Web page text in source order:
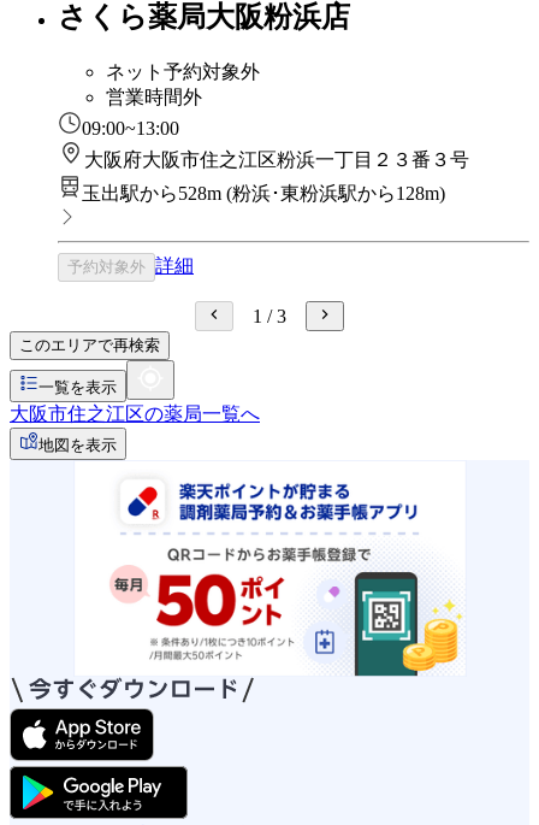
さくら薬局大阪粉浜店
ネット予約対象外
営業時間外
09:00~13:00
大阪府大阪市住之江区粉浜一丁目２３番３号
玉出駅から528m (粉浜･東粉浜駅から128m)
予約対象外 詳細
1 /3
このエリアで再検索
一覧を表示
大阪市住之江区の薬局一覧へ
地図を表示